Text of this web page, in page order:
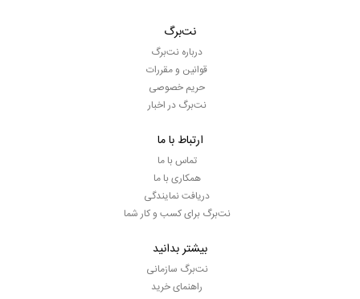
نت‌برگ
درباره نت‌برگ
قوانین و مقررات
حریم خصوصی
نت‌برگ در اخبار
ارتباط با ما
تماس با ما
همکاری با ما
دریافت نمایندگی
نت‌برگ برای کسب و کار شما
بیشتر بدانید
نت‌برگ سازمانی
راهنمای خرید